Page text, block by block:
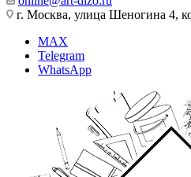
г. Москва, улица Шеногина 4,
MAX
Telegram
WhatsApp